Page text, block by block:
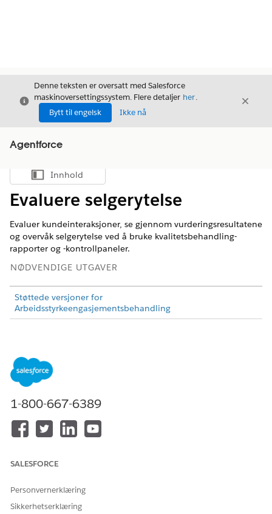
Avslutt
Denne teksten er oversatt med Salesforce
maskinoversettingssystem. Flere detaljer her.
Bytt til engelsk
Ikke nå
Avslutt
Agentforce
Vis innholdsfortegnelse
Innhold
Evaluere selgerytelse
Evaluer kundeinteraksjoner, se gjennom vurderingsresultatene
og overvåk selgerytelse ved å bruke kvalitetsbehandling-
rapporter og -kontrollpaneler.
NØDVENDIGE UTGAVER
Støttede versjoner for
Arbeidsstyrkeengasjementsbehandling
for å vurdere kvalitetytelse og analysere trender.
Utføre en kvalitetsvurdering
evalueringsskjemaer for å måle ytelse og fange opp
Gjennomgå representantytelse (selgervisning)
individuelle poster for å forstå tilbakemeldinger om
Se gjennom Team Performance (teamresultater)
(Ledervisning)
1-800-667-6389
SALESFORCE
Personvernerklæring
Sikkerhetserklæring